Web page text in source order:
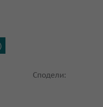
Сподели: